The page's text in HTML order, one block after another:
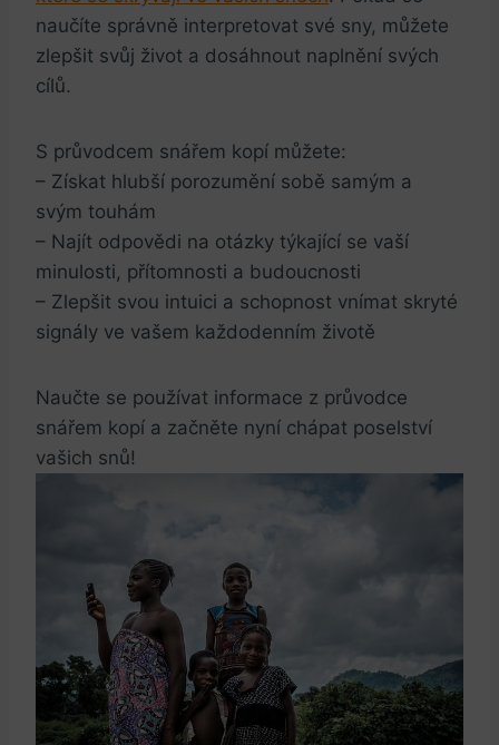
naučíte správně interpretovat své sny, můžete
zlepšit svůj život a dosáhnout naplnění svých
cílů.
S průvodcem snářem kopí můžete:
– Získat hlubší porozumění sobě samým a
svým touhám
– Najít odpovědi na otázky týkající se vaší
minulosti, přítomnosti a budoucnosti
– Zlepšit svou intuici a schopnost vnímat skryté
signály ve vašem každodenním životě
Naučte se používat informace z průvodce
snářem kopí a začněte nyní chápat poselství
vašich snů!